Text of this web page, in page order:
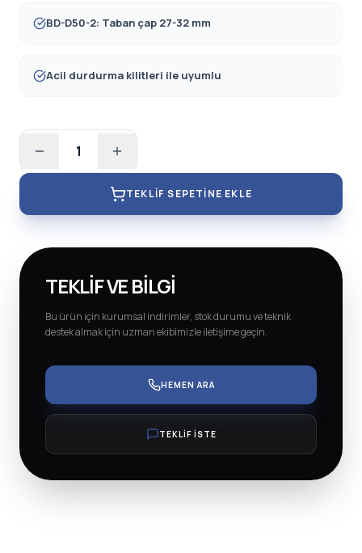
BD-D50-2: Taban çap 27-32 mm
Acil durdurma kilitleri ile uyumlu
1
TEKLIF SEPETINE EKLE
TEKLIF VE BILGI
Bu ürün için kurumsal indirimler, stok durumu ve teknik
destek almak için uzman ekibimizle iletişime geçin.
HEMEN ARA
TEKLİF İSTE